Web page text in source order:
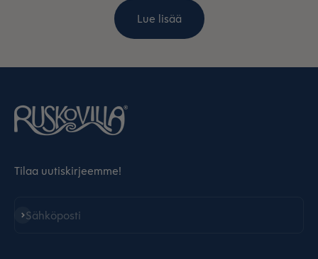
Lue lisää
Tilaa uutiskirjeemme!
Sähköposti
Tilaa